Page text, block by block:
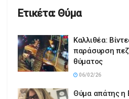
Ετικέτα: Θύμα
Καλλιθέα:
παράσυρση
θύματος
06/02/26
Θύμα απάτης η